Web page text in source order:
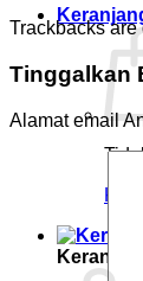
Keranjang
Trackbacks
Tinggalkan
Alamat email